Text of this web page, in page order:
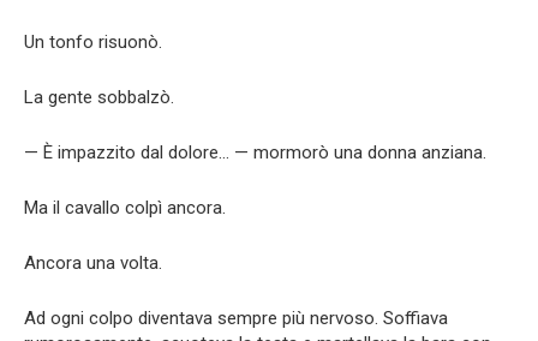
Un tonfo risuonò.
La gente sobbalzò.
— È impazzito dal dolore… — mormorò una donna anziana.
Ma il cavallo colpì ancora.
Ancora una volta.
Ad ogni colpo diventava sempre più nervoso. Soffiava